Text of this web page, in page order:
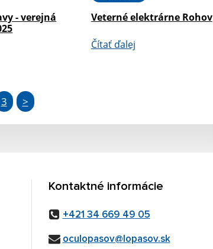
- verejná
Veterné elektrárne Rohov
Čítať ďalej
3 >
Kontaktné informácie
+421 34 669 49 05
oculopasov@lopasov.sk